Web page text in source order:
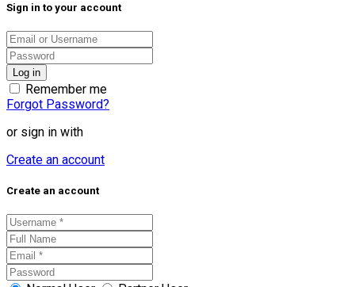
Sign in to your account
Remember me
Forgot Password?
or sign in with
Create an account
Create an account